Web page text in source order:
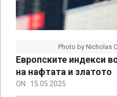
Photo by Nicholas
Европските индекси
на нафтата и златото
ON: 15.05.2025